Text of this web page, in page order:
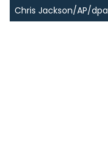
Chris Jackson/AP/dpa